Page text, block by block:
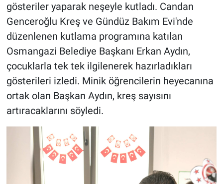
gösteriler yaparak neşeyle kutladı. Candan
Genceroğlu Kreş ve Gündüz Bakım Evi'nde
düzenlenen kutlama programına katılan
Osmangazi Belediye Başkanı Erkan Aydın,
çocuklarla tek tek ilgilenerek hazırladıkları
gösterileri izledi. Minik öğrencilerin heyecanına
ortak olan Başkan Aydın, kreş sayısını
artıracaklarını söyledi.